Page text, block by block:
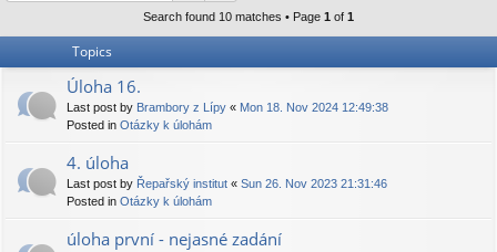
Search found 10 matches • Page 1 of 1
Topics
Úloha 16.
Last post by Brambory z Lípy « Mon 18. Nov 2024 12:49:38
Posted in Otázky k úlohám
4. úloha
Last post by Řepařský institut « Sun 26. Nov 2023 21:31:46
Posted in Otázky k úlohám
úloha první - nejasné zadání